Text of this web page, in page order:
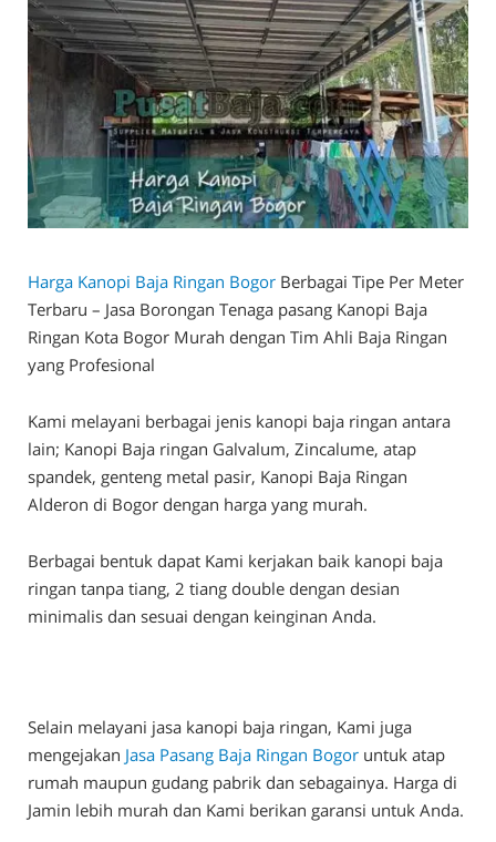
Harga Kanopi Baja Ringan Bogor Berbagai Tipe Per Meter
Terbaru – Jasa Borongan Tenaga pasang Kanopi Baja
Ringan Kota Bogor Murah dengan Tim Ahli Baja Ringan
yang Profesional
Kami melayani berbagai jenis kanopi baja ringan antara
lain; Kanopi Baja ringan Galvalum, Zincalume, atap
spandek, genteng metal pasir, Kanopi Baja Ringan
Alderon di Bogor dengan harga yang murah.
Berbagai bentuk dapat Kami kerjakan baik kanopi baja
ringan tanpa tiang, 2 tiang double dengan desian
minimalis dan sesuai dengan keinginan Anda.
Selain melayani jasa kanopi baja ringan, Kami juga
mengejakan Jasa Pasang Baja Ringan Bogor untuk atap
rumah maupun gudang pabrik dan sebagainya. Harga di
Jamin lebih murah dan Kami berikan garansi untuk Anda.